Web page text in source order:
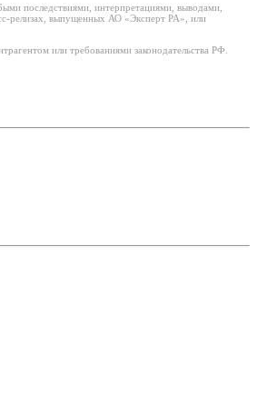
последствиями, интерпретациями, выводами,
релизах, выпущенных АО «Эксперт РА», или
или требованиями законодательства РФ.